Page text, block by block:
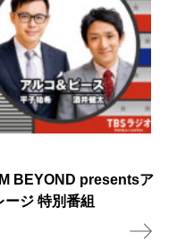
BEYOND presentsア
ジ 特別番組